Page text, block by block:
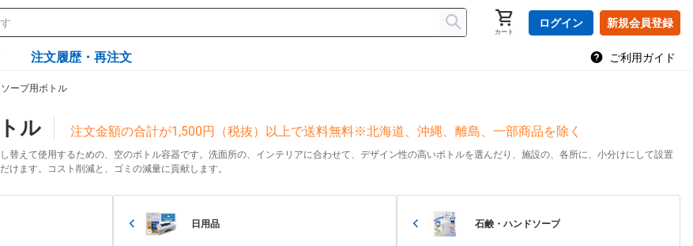
カート
ログイン 新規会員登録
注文履歴・再注文 ご利用ガイド
ープ用ボトル
ル 注文金額の合計が1,500円（税抜）以上で送料無料※北海道、沖縄、離島、一部商品を除く
替えて使用するための、空のボトル容器です。洗面所の、インテリアに合わせて、デザイン性の高いボトルを選んだり、施設の、各所に、小分けにして設置
けます。コスト削減と、ゴミの減量に貢献します。
日用品 石鹸・ハンドソープ